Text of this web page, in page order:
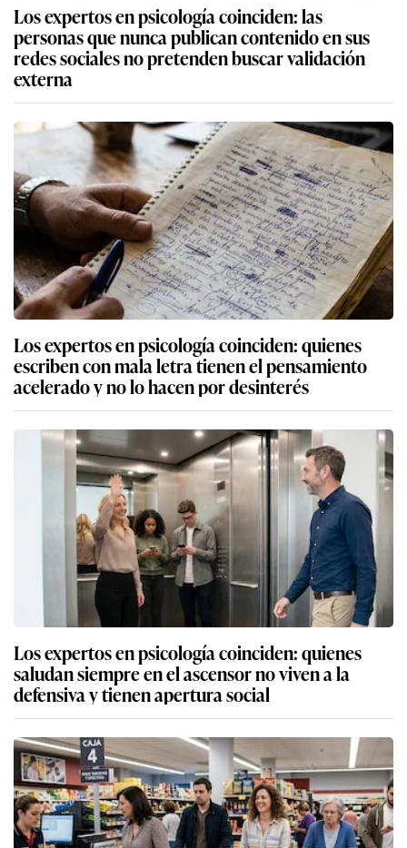
Los expertos en psicología coinciden: las
personas que nunca publican contenido en sus
redes sociales no pretenden buscar validación
externa
Los expertos en psicología coinciden: quienes
escriben con mala letra tienen el pensamiento
acelerado y no lo hacen por desinterés
Los expertos en psicología coinciden: quienes
saludan siempre en el ascensor no viven a la
defensiva y tienen apertura social